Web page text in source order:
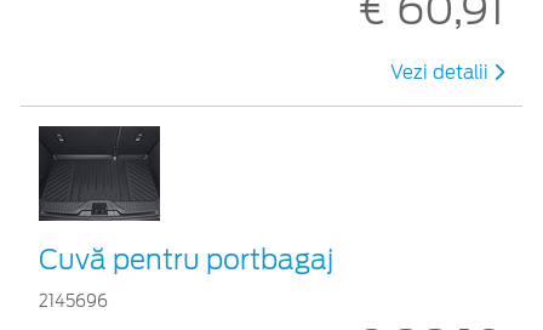
Vezi detalii
Cuvă pentru portbagaj
2145696